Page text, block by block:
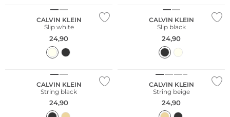
CALVIN KLEIN
Slip white
24,90
CALVIN KLEIN
Slip black
24,90
CALVIN KLEIN
String black
24,90
CALVIN KLEIN
String beige
24,90